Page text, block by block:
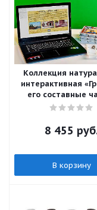
Коллекция
интерактивная
его составные
8 455
В корзину